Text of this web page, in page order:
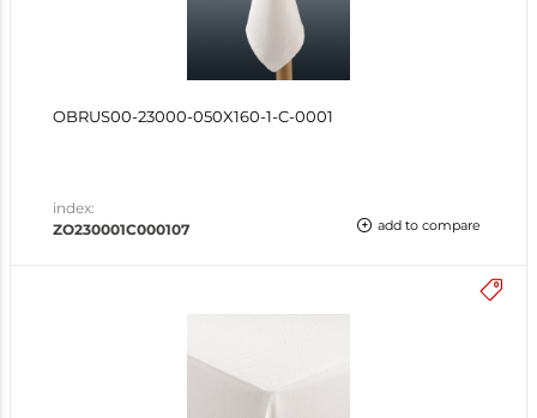
OBRUS00-23000-050X160-1-C-0001
index:
ZO230001C000107
add to compare